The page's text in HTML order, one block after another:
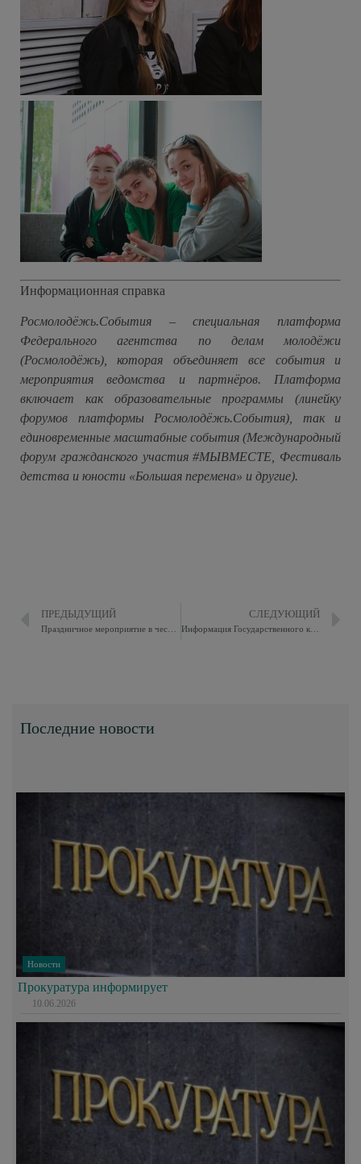
Информационная справка
Росмолодёжь.События – специальная платформа
Федерального агентства по делам молодёжи
(Росмолодёжь), которая объединяет все события и
мероприятия ведомства и партнёров. Платформа
включает как образовательные программы (линейку
форумов платформы Росмолодёжь.События), так и
единовременные масштабные события (Международный
форум гражданского участия #МЫВМЕСТЕ, Фестиваль
детства и юности «Большая перемена» и другие).
ПРЕДЫДУЩИЙ СЛЕДУЮЩИЙ
Информация Государственного казенного учреждения города Москвы Центр социальной адаптации для лиц без определенного места жительства и занятий имени Е.П.Глинки.
Последние новости
Новости
Прокуратура информирует
10.06.2026